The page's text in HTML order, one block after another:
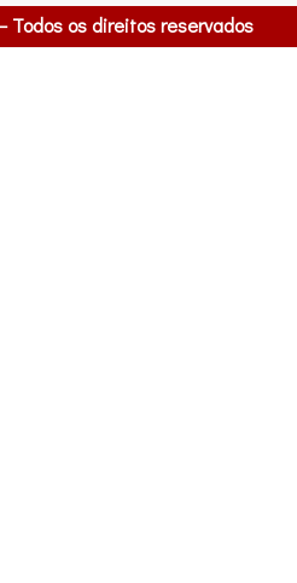
Todos os direitos reservados